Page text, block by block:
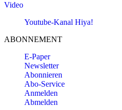
Video
Youtube-Kanal Hiya!
ABONNEMENT
E-Paper
Newsletter
Abonnieren
Abo-Service
Anmelden
Abmelden